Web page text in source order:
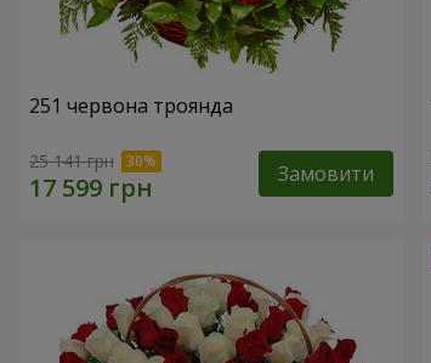
251 червона троянда
25 141 грн Замовити